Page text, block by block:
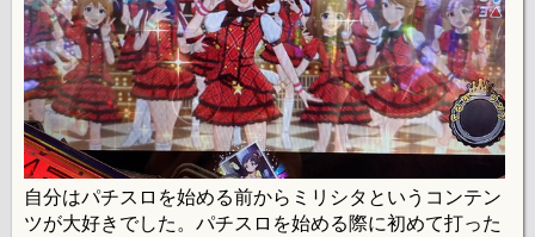
自分はパチスロを始める前からミリシタというコンテン
ツが大好きでした。パチスロを始める際に初めて打った